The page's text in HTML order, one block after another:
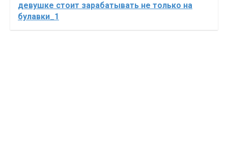
девушке стоит зарабатывать не только на
булавки_1